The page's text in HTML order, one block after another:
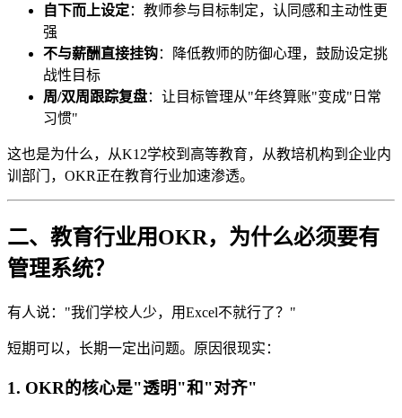
自下而上设定：教师参与目标制定，认同感和主动性更
强
不与薪酬直接挂钩：降低教师的防御心理，鼓励设定挑
战性目标
周/双周跟踪复盘：让目标管理从"年终算账"变成"日常
习惯"
这也是为什么，从K12学校到高等教育，从教培机构到企业内
训部门，OKR正在教育行业加速渗透。
二、教育行业用OKR，为什么必须要有
管理系统？
有人说："我们学校人少，用Excel不就行了？"
短期可以，长期一定出问题。原因很现实：
1. OKR的核心是"透明"和"对齐"